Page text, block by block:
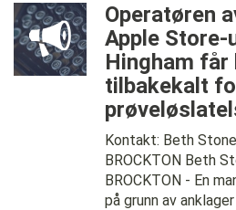
Operatøren
Apple Store-
Hingham får
tilbakekalt
Kontakt: Beth
BROCKTON Beth
BROCKTON - En
på grunn av